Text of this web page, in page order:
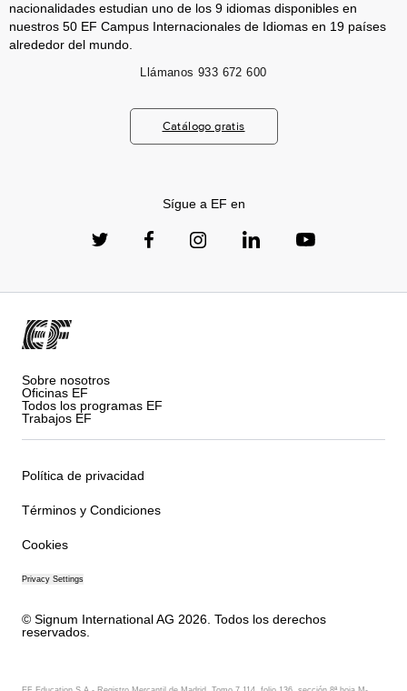
nacionalidades estudian uno de los 9 idiomas disponibles en
nuestros 50 EF Campus Internacionales de Idiomas en 19 países
alrededor del mundo.
Llámanos 933 672 600
Catálogo gratis
Sígue a EF en
Sobre nosotros
Oficinas EF
Todos los programas EF
Trabajos EF
Política de privacidad
Términos y Condiciones
Cookies
Privacy Settings
© Signum International AG 2026. Todos los derechos
reservados.